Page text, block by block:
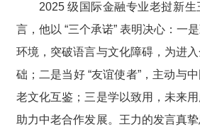
2025 级国际金融专业老挝新
言，他以 “三个承诺” 表明决心：一
环境，突破语言与文化障碍，为进
础；二是当好 “友谊使者”，主动与
老文化互鉴；三是学以致用，未来用
助力中老合作发展。王力的发言真